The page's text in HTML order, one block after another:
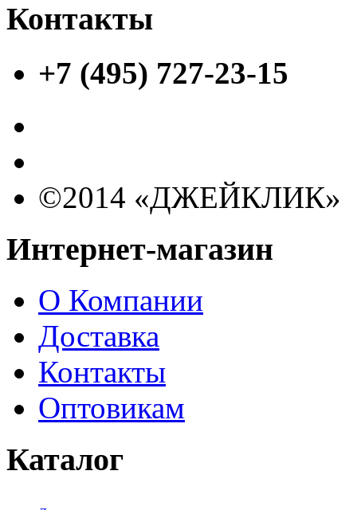
Контакты
+7 (495) 727-23-15
©2014 «ДЖЕЙКЛИК»
Интернет-магазин
О Компании
Доставка
Контакты
Оптовикам
Каталог